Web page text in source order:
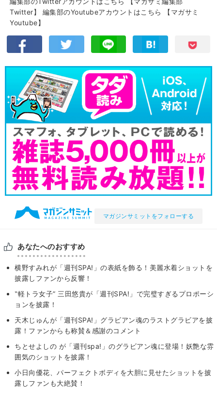
Twitter】
編集部のYoutubeアカウントはこちら
【マガサミ
Youtube】
マガジンサミットをフォローする
あなたへのおすすめ
横野すみれが「週刊SPA!」の表紙を飾る！美麗水着ショットを
披露しファンから反響！
‟軽トラ女子” 三田悠貴が「週刊SPA!」で完璧すぎるプロポーシ
ョンを披露！
天木じゅんが「週刊SPA!」グラビアン魂のラストグラビアを披
露！ファンからも称賛＆感謝のコメント
ちとせよしの が「週刊spa!」のグラビアン魂に登場！妖艶な雰
囲気のショットを披露！
小日向優花、パーフェクトボディを大胆に見せたショットを披
露しファンも大絶賛！